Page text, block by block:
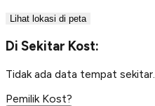
Lihat lokasi di peta
Di Sekitar Kost:
Tidak ada data tempat sekitar.
Pemilik Kost?